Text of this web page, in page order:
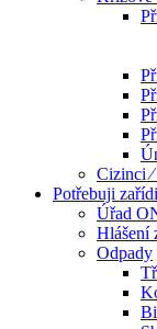
Cizinci
Potřebuji
Úřad
Hlášení
Odpady